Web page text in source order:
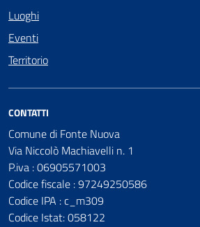
Luoghi
Eventi
Territorio
CONTATTI
Comune di Fonte Nuova
Via Niccolò Machiavelli n. 1
P.iva : 06905571003
Codice fiscale : 97249250586
Codice IPA : c_m309
Codice Istat: 058122